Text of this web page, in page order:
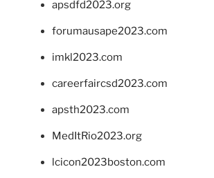
apsdfd2023.org
forumausape2023.com
imkl2023.com
careerfaircsd2023.com
apsth2023.com
MedItRio2023.org
lcicon2023boston.com